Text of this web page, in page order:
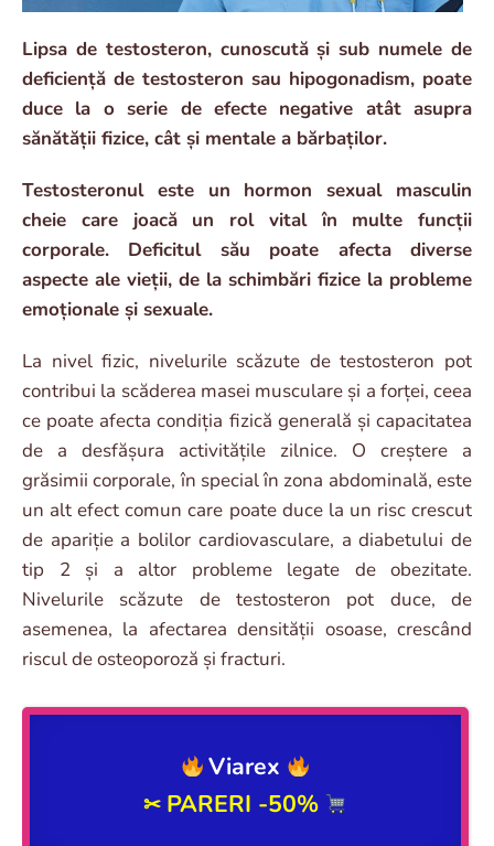
Lipsa de testosteron, cunoscută și sub numele de
deficiență de testosteron sau hipogonadism, poate
duce la o serie de efecte negative atât asupra
sănătății fizice, cât și mentale a bărbaților.
Testosteronul este un hormon sexual masculin
cheie care joacă un rol vital în multe funcții
corporale. Deficitul său poate afecta diverse
aspecte ale vieții, de la schimbări fizice la probleme
emoționale și sexuale.
La nivel fizic, nivelurile scăzute de testosteron pot
contribui la scăderea masei musculare și a forței, ceea
ce poate afecta condiția fizică generală și capacitatea
de a desfășura activitățile zilnice. O creștere a
grăsimii corporale, în special în zona abdominală, este
un alt efect comun care poate duce la un risc crescut
de apariție a bolilor cardiovasculare, a diabetului de
tip 2 și a altor probleme legate de obezitate.
Nivelurile scăzute de testosteron pot duce, de
asemenea, la afectarea densității osoase, crescând
riscul de osteoporoză și fracturi.
Viarex
✂ PARERI -50%